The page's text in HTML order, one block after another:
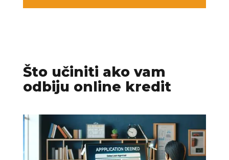
Što učiniti ako vam
odbiju online kredit